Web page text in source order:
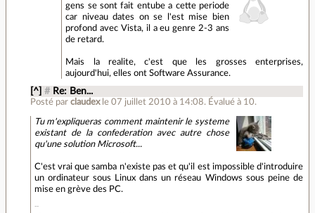
gens se sont fait entube a cette periode
car niveau dates on se l'est mise bien
profond avec Vista, il a eu genre 2-3 ans
de retard.
Mais la realite, c'est que les grosses enterprises,
aujourd'hui, elles ont Software Assurance.
[^] # Re: Ben...
Posté par claudex le 07 juillet 2010 à 14:08. Évalué à 10.
Tu m'expliqueras comment maintenir le systeme
existant de la confederation avec autre chose
qu'une solution Microsoft...
C'est vrai que samba n'existe pas et qu'il est impossible d'introduire
un ordinateur sous Linux dans un réseau Windows sous peine de
mise en grève des PC.